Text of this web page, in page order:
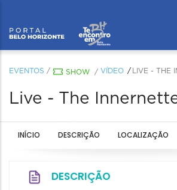
EVENTOS / SHOW / VÍDEO LIVE - THE
Live - The
INÍCIO DESCRIÇÃO LOCALIZAÇÃO
DESCRIÇÃO